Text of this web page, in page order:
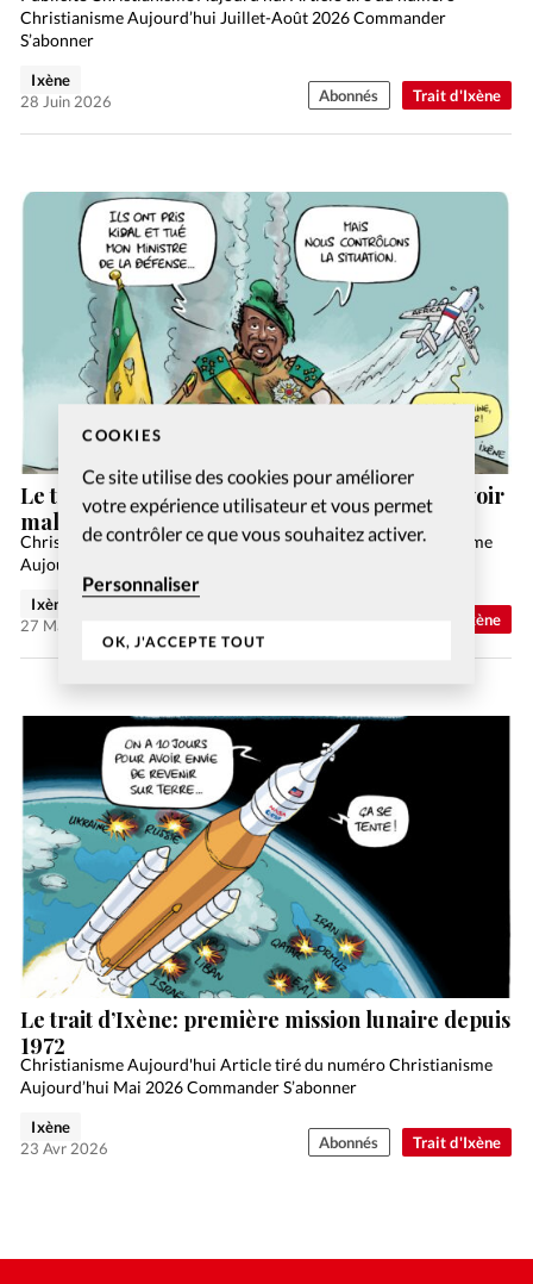
COOKIES
Ce site utilise des cookies pour améliorer
votre expérience utilisateur et vous permet
de contrôler ce que vous souhaitez activer.
Personnaliser
OK, J'ACCEPTE TOUT
Trait d'Ixène
Christianisme Aujourd’hui Juillet-Août 2026 Commander
S’abonner
Ixène
28 Juin 2026
Abonnés
Trait d'Ixène
Le trait d’Ixène: les rebelles attaquent le pouvoir
malien
Christianisme Aujourd'hui Article tiré du numéro Christianisme
Aujourd’hui Juin 2026 Commander S’abonner
Ixène
27 Mai 2026
Trait d'Ixène
Le trait d’Ixène: première mission lunaire depuis
1972
Christianisme Aujourd'hui Article tiré du numéro Christianisme
Aujourd’hui Mai 2026 Commander S’abonner
Ixène
23 Avr 2026
Abonnés